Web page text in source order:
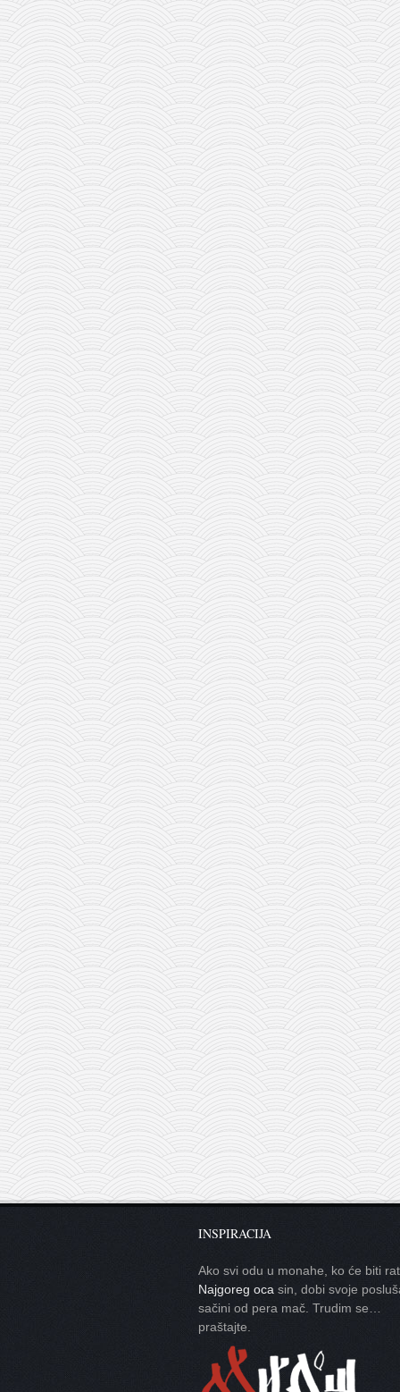
INSPIRACIJA
Ako svi odu u monahe, ko će biti
Najgoreg oca sin, dobi svoje
sačini od pera mač. Trudim se…
praštajte.